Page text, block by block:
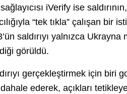
iVerify ise
“tek tıkla” çalışan
saldırıyı yalnızca
görüldü.
gerçekleştirmek için biri
ederek, açıkları